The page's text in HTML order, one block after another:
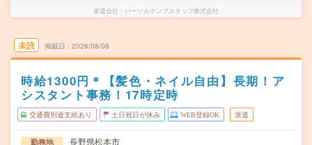
派遣会社 パーソルテンプスタッフ株式会社
未読 掲載日 2026/08/08
時給1300円＊【髪色・ネイル自由】長期！ア
シスタント事務！17時定時
交通費別途支給あり 土日祝日が休み WEB登録OK 派遣
勤務地
長野県松本市